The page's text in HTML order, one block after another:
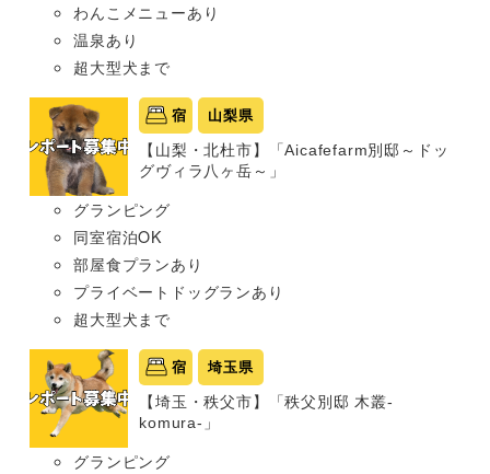
わんこメニューあり
温泉あり
超大型犬まで
宿 山梨県
【山梨・北杜市】「Aicafefarm別邸～ドッ
グヴィラ八ヶ岳～」
グランピング
同室宿泊OK
部屋食プランあり
プライベートドッグランあり
超大型犬まで
宿 埼玉県
【埼玉・秩父市】「秩父別邸 木叢-
komura-」
グランピング